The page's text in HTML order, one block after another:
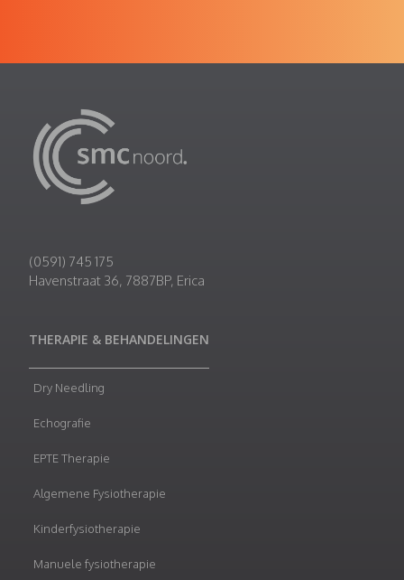
(0591) 745 175
Havenstraat 36, 7887BP, Erica
THERAPIE & BEHANDELINGEN
Dry Needling
Echografie
EPTE Therapie
Algemene Fysiotherapie
Kinderfysiotherapie
Manuele fysiotherapie